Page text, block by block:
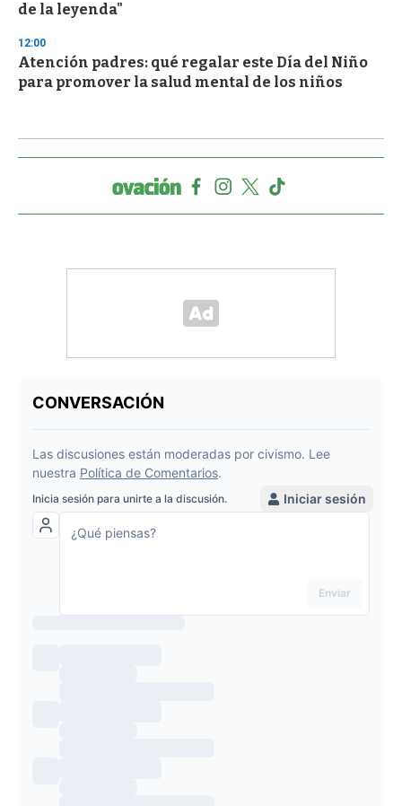
de la leyenda"
12:00
Atención padres: qué regalar este Día del Niño
para promover la salud mental de los niños